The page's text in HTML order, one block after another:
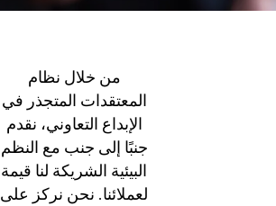
من خلال نظام
المعتقدات المتجذر في
الإبداع التعاوني، نقدم
جنبًا إلى جنب مع النظم
البيئية الشريكة لنا قيمة
لعملائنا. نحن نركز على